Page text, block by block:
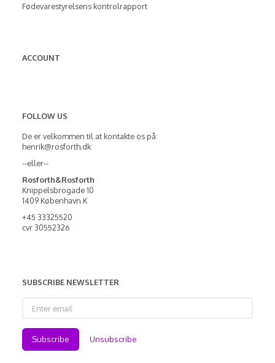
Fødevarestyrelsens kontrolrapport
ACCOUNT
FOLLOW US
De er velkommen til at kontakte os på:
henrik@rosforth.dk
--eller--
Rosforth&Rosforth
Knippelsbrogade 10
1409 København K
+45 33325520
cvr 30552326
SUBSCRIBE NEWSLETTER
email
Subscribe Unsubscribe